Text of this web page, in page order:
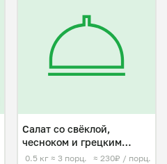
Салат со свёклой,
чесноком и грецким
орехом
0.5 кг ≈ 3 порц. ≈ 230₽ / порц.